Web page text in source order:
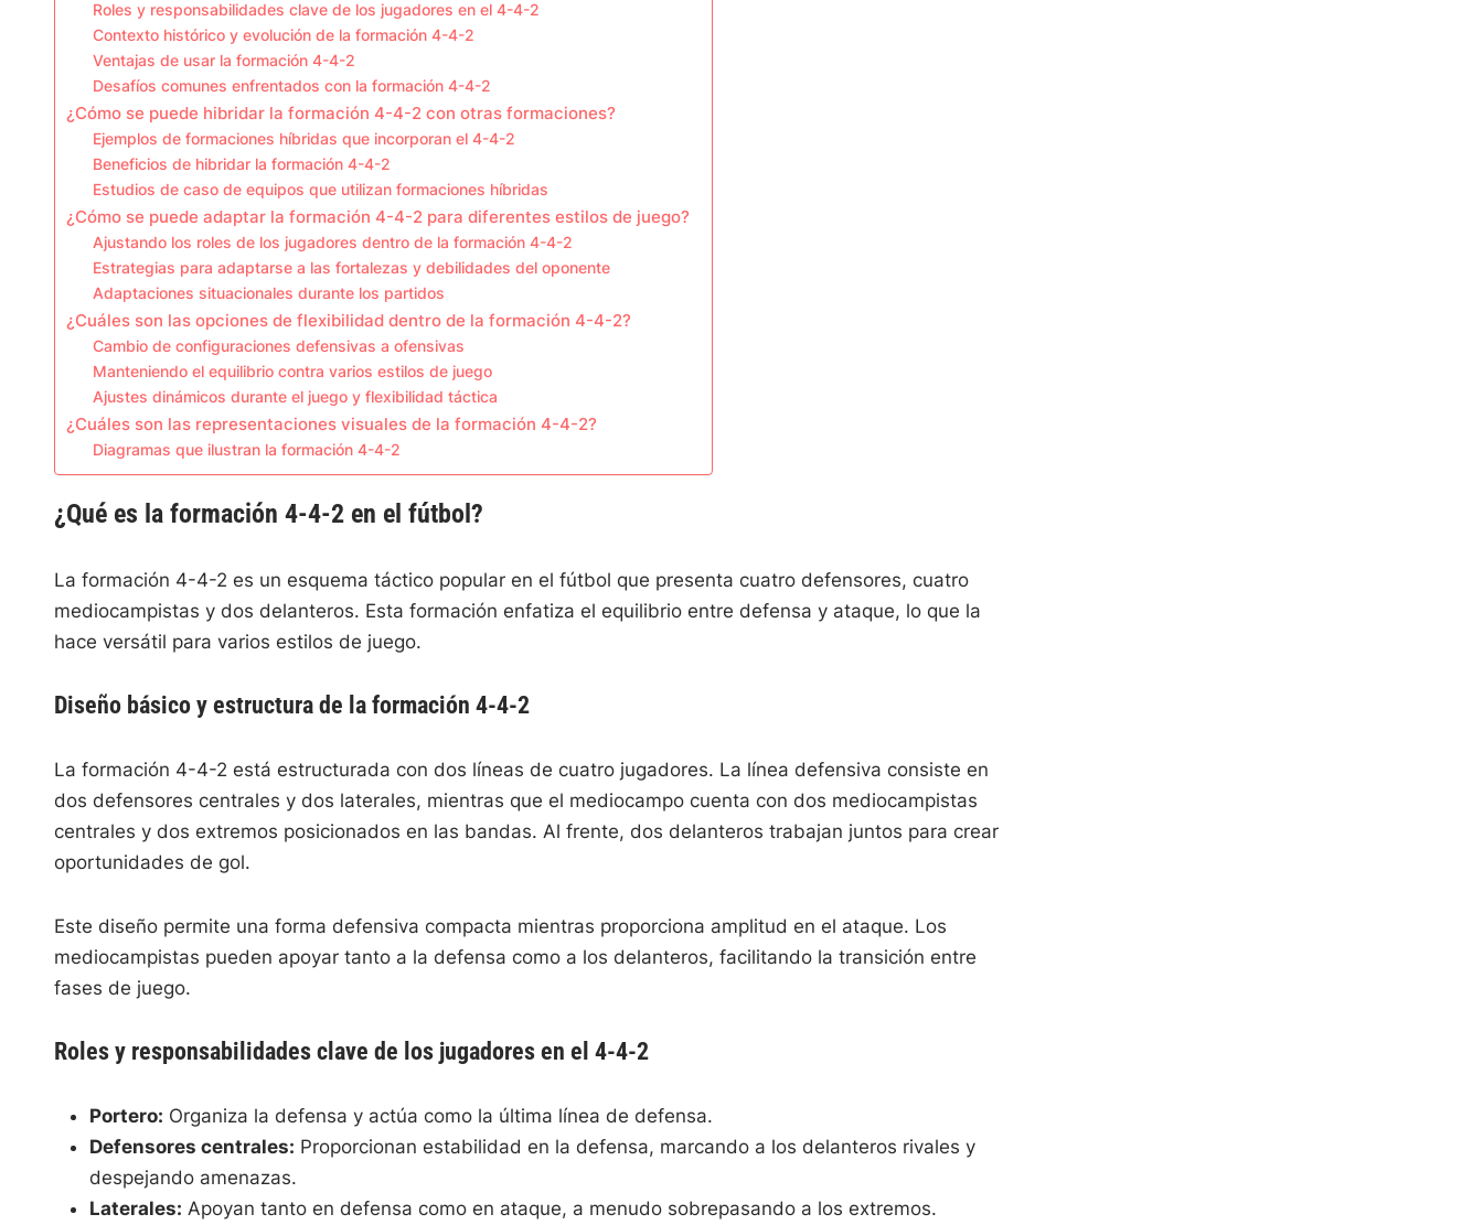
Roles y responsabilidades clave de los jugadores en el 4-4-2
Contexto histórico y evolución de la formación 4-4-2
Ventajas de usar la formación 4-4-2
Desafíos comunes enfrentados con la formación 4-4-2
¿Cómo se puede hibridar la formación 4-4-2 con otras formaciones?
Ejemplos de formaciones híbridas que incorporan el 4-4-2
Beneficios de hibridar la formación 4-4-2
Estudios de caso de equipos que utilizan formaciones híbridas
¿Cómo se puede adaptar la formación 4-4-2 para diferentes estilos de juego?
Ajustando los roles de los jugadores dentro de la formación 4-4-2
Estrategias para adaptarse a las fortalezas y debilidades del oponente
Adaptaciones situacionales durante los partidos
¿Cuáles son las opciones de flexibilidad dentro de la formación 4-4-2?
Cambio de configuraciones defensivas a ofensivas
Manteniendo el equilibrio contra varios estilos de juego
Ajustes dinámicos durante el juego y flexibilidad táctica
¿Cuáles son las representaciones visuales de la formación 4-4-2?
Diagramas que ilustran la formación 4-4-2
¿Qué es la formación 4-4-2 en el fútbol?
La formación 4-4-2 es un esquema táctico popular en el fútbol que presenta cuatro defensores, cuatro
mediocampistas y dos delanteros. Esta formación enfatiza el equilibrio entre defensa y ataque, lo que la
hace versátil para varios estilos de juego.
Diseño básico y estructura de la formación 4-4-2
La formación 4-4-2 está estructurada con dos líneas de cuatro jugadores. La línea defensiva consiste en
dos defensores centrales y dos laterales, mientras que el mediocampo cuenta con dos mediocampistas
centrales y dos extremos posicionados en las bandas. Al frente, dos delanteros trabajan juntos para crear
oportunidades de gol.
Este diseño permite una forma defensiva compacta mientras proporciona amplitud en el ataque. Los
mediocampistas pueden apoyar tanto a la defensa como a los delanteros, facilitando la transición entre
fases de juego.
Roles y responsabilidades clave de los jugadores en el 4-4-2
Portero: Organiza la defensa y actúa como la última línea de defensa.
Defensores centrales: Proporcionan estabilidad en la defensa, marcando a los delanteros rivales y
despejando amenazas.
Laterales: Apoyan tanto en defensa como en ataque, a menudo sobrepasando a los extremos.